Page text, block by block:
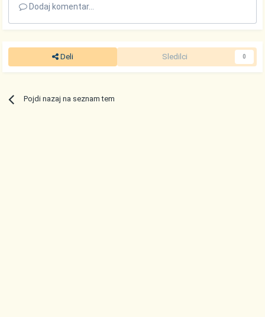
Dodaj komentar...
Deli Sledilci 0
Pojdi nazaj na seznam tem